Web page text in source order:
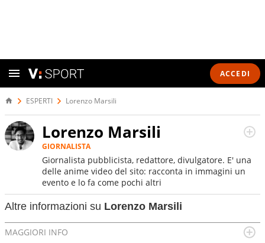
ACCEDI
ESPERTI Lorenzo Marsili
Lorenzo Marsili
GIORNALISTA
Giornalista pubblicista, redattore, divulgatore. E' una
delle anime video del sito: racconta in immagini un
evento e lo fa come pochi altri
Altre informazioni su Lorenzo Marsili
MAGGIORI INFO